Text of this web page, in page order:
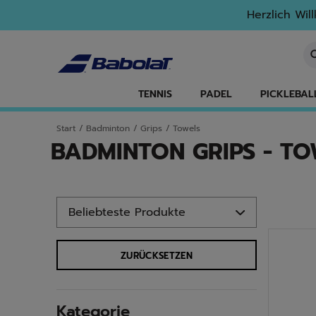
Herzlich
TENNIS PADEL
Start / Badminton / Grips / Towels
BADMINTON GRIPS -
Zu den Produkten springen
ZURÜCKSETZEN